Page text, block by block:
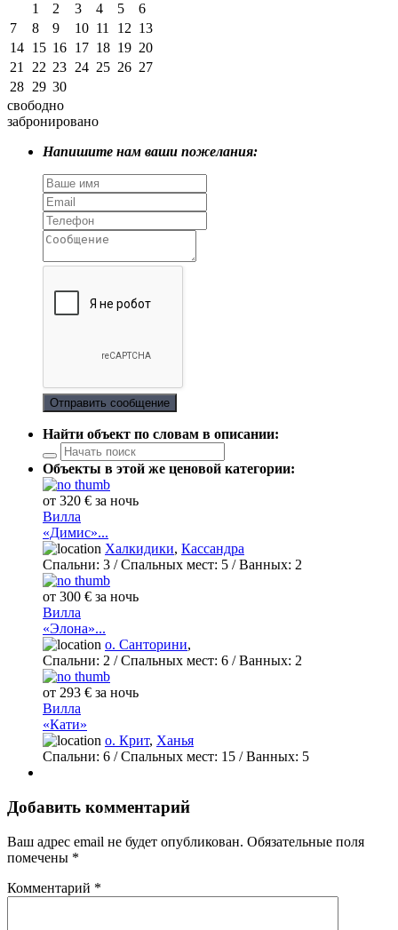
1
2 3 4 5
6
7
8 9 10 11 12 13
14 15 16 17 18 19 20
21
22 23 24 25 26 27
28 29 30
свободно
забронировано
Напишите нам ваши пожелания:
Отправить сообщение
Найти объект по словам в описании:
Объекты в этой же ценовой категории:
от 320 € за ночь
Вилла
«Димис»...
Халкидики, Кассандра
Спальни: 3 / Спальных мест: 5 /Ванных: 2
от 300 € за ночь
Вилла
«Элона»...
о. Санторини,
Спальни: 2 / Спальных мест: 6 /Ванных: 2
от 293 € за ночь
Вилла
«Кати»
о. Крит, Ханья
Спальни: 6 / Спальных мест: 15 /Ванных: 5
Добавить комментарий
Ваш адрес email не будет опубликован. Обязательные поля
помечены *
Комментарий *